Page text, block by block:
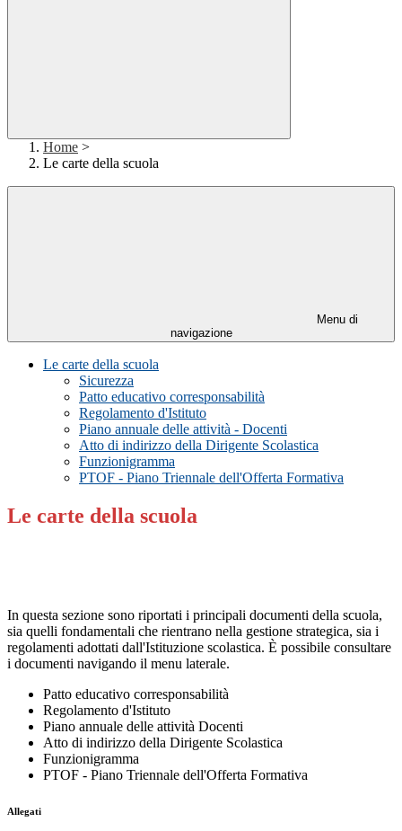
Home >
Le carte della scuola
Menu di
navigazione
Le carte della scuola
Sicurezza
Patto educativo corresponsabilità
Regolamento d'Istituto
Piano annuale delle attività - Docenti
Atto di indirizzo della Dirigente Scolastica
Funzionigramma
PTOF - Piano Triennale dell'Offerta Formativa
Le carte della scuola
In questa sezione sono riportati i principali documenti della scuola,
sia quelli fondamentali che rientrano nella gestione strategica, sia i
regolamenti adottati dall'Istituzione scolastica. È possibile consultare
i documenti navigando il menu laterale.
Patto educativo corresponsabilità
Regolamento d'Istituto
Piano annuale delle attività Docenti
Atto di indirizzo della Dirigente Scolastica
Funzionigramma
PTOF - Piano Triennale dell'Offerta Formativa
Allegati